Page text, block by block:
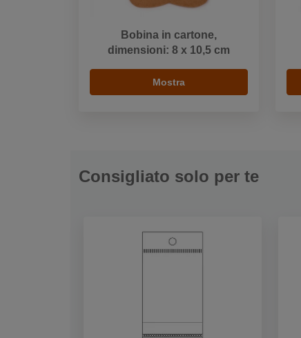
Bobina in cartone,
dimensioni: 8 x 10,5 cm
Mostra
Consigliato solo per te